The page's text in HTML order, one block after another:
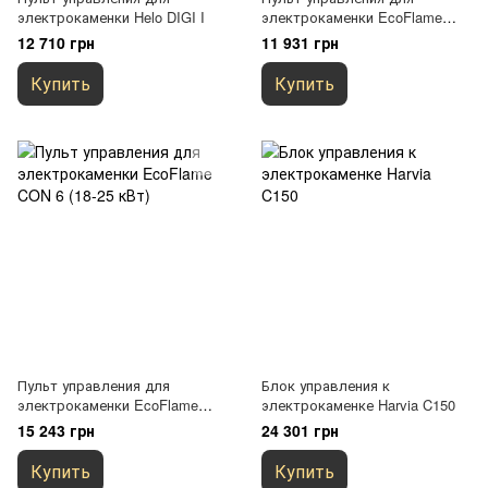
электрокаменки Helo DIGI I
12 710 грн
Купить
электрокаменки EcoFlame
CON 6 (10,5-15 кВт)
11 931 грн
Купить
Пульт управления для
электрокаменки EcoFlame
CON 6 (18-25 кВт)
15 243 грн
Купить
Блок управления к
электрокаменке Harvia C150
24 301 грн
Купить